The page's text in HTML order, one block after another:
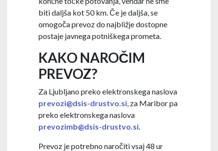
biti daljša kot 50 km. Če je daljša, se
omogoča prevoz do najbližje dostopne
postaje javnega potniškega prometa.
KAKO NAROČIM
PREVOZ?
Za Ljubljano preko elektronskega naslova
prevozi@dsis-drustvo.si, za Maribor pa
preko elektronskega naslova
prevozimb@dsis-drustvo.si.
Prevoz je potrebno naročiti vsaj 48 ur